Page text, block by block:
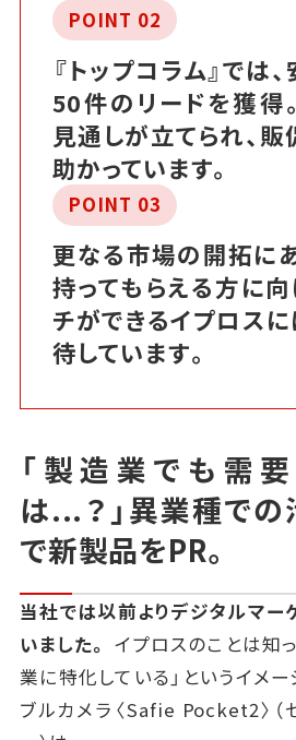
POINT 02
『トップコラム』では
50件のリードを獲得
見通しが立てられ、
助かっています。
POINT 03
更なる市場の開拓に
持ってもらえる方に
チができるイプロス
待しています。
「製造業でも需
は...？」 異業種での
で新製品をPR。
当社では以前よりデジタルマー
いました。 イプロスのことは知
業に特化している」というイメ
ブルカメラ〈Safie Pocket2〉